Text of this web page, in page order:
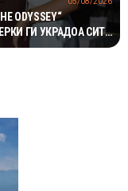
ODYSSEY“
ГИ УКРАДОА СИТЕ